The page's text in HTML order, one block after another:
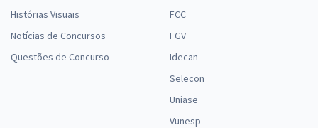
Histórias Visuais
Notícias de Concursos
Questões de Concurso
FCC
FGV
Idecan
Selecon
Uniase
Vunesp